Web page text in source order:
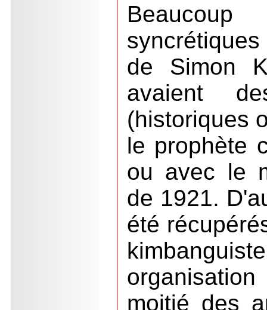
Beaucoup
de Simon
avaient
(historiques
le prophète
ou avec le
de 1921.
été
moitié des